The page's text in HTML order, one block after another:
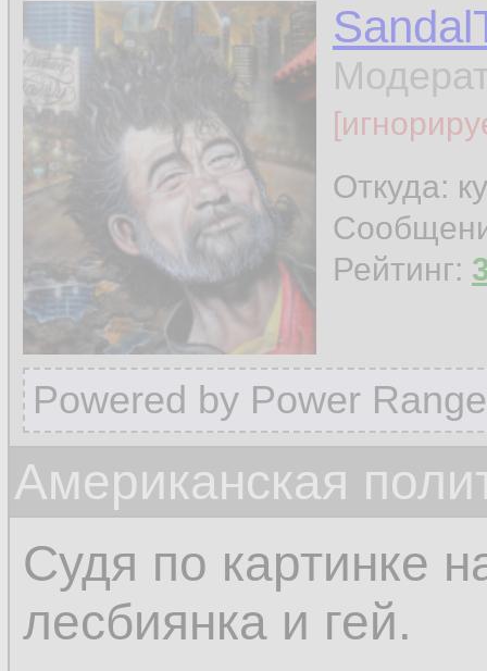
Откуда:
Рейтинг:
Powered by Power
Американская
Судя по картинке
лесбиянка и гей.